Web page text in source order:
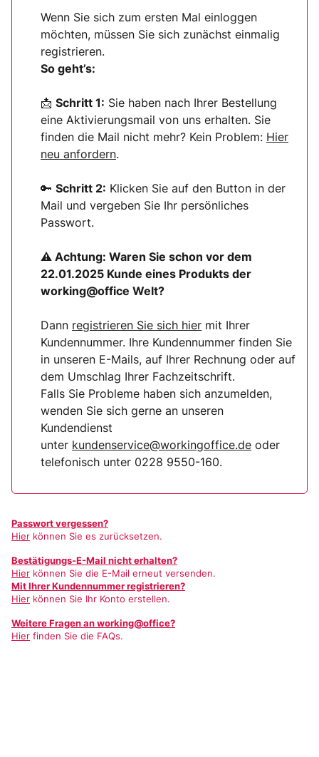
Wenn Sie sich zum ersten Mal einloggen
möchten, müssen Sie sich zunächst einmalig
registrieren.
So geht’s:
📩 Schritt 1: Sie haben nach Ihrer Bestellung
eine Aktivierungsmail von uns erhalten. Sie
finden die Mail nicht mehr? Kein Problem: Hier
neu anfordern.
🔑 Schritt 2: Klicken Sie auf den Button in der
Mail und vergeben Sie Ihr persönliches
Passwort.
⚠ Achtung: Waren Sie schon vor dem
22.01.2025 Kunde eines Produkts der
working@office Welt?
Dann registrieren Sie sich hier mit Ihrer
Kundennummer. Ihre Kundennummer finden Sie
in unseren E-Mails, auf Ihrer Rechnung oder auf
dem Umschlag Ihrer Fachzeitschrift.
Falls Sie Probleme haben sich anzumelden,
wenden Sie sich gerne an unseren
Kundendienst
unter kundenservice@workingoffice.de oder
telefonisch unter 0228 9550-160.
Passwort vergessen?
Hier können Sie es zurücksetzen.
Bestätigungs-E-Mail nicht erhalten?
Hier können Sie die E-Mail erneut versenden.
Mit Ihrer Kundennummer registrieren?
Hier können Sie Ihr Konto erstellen.
Weitere Fragen an working@office?
Hier finden Sie die FAQs.